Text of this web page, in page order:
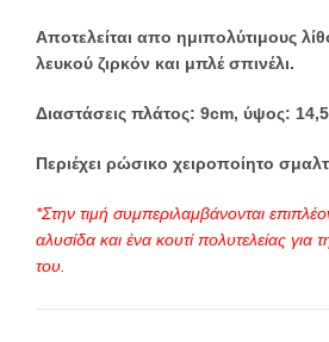
Αποτελείται απο ημιπολύτιμους
λευκού ζιρκόν και μπλέ σπινέλι.
Διαστάσεις πλάτος: 9cm, ύψος:
Περιέχει ρώσικο χειροποίητο
*Στην τιμή συμπεριλαμβάνονται
αλυσίδα και ένα κουτί πολυτελείας για
του.